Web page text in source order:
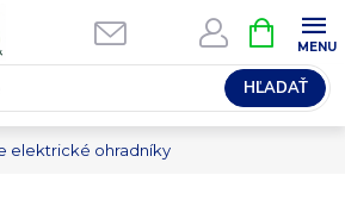
HĽADAŤ
KOŠÍK
elektrické ohradníky